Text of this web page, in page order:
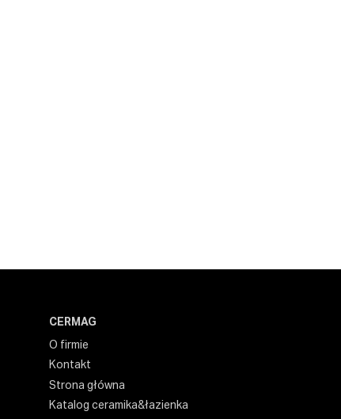
CERMAG
O firmie
Kontakt
Strona główna
Katalog ceramika&łazienka